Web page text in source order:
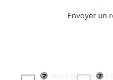
Envoyer un
🌳 Nous avons planté